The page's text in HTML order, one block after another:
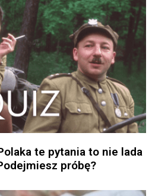
te pytania to nie lada
próbę?